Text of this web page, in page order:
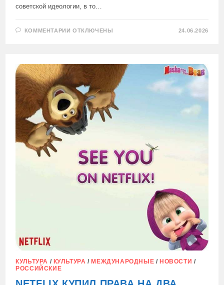
советской идеологии, в то…
КОММЕНТАРИИ К
«МАШИ
И
МЕДВЕДЯ»
ВЫЗВАЛА
ИСТЕРИКУ
У
УКРАИНСКИХ
ПОЛИТИКОВ
ОТКЛЮЧЕНЫ 24.06.2026
КУЛЬТУРА / КУЛЬТУРА / МЕЖДУНАРОДНЫЕ / НОВОСТИ /
РОССИЙСКИЕ